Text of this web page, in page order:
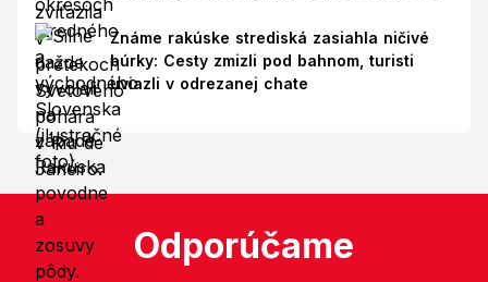
Známe rakúske strediská zasiahla ničivé
búrky: Cesty zmizli pod bahnom, turisti
uviazli v odrezanej chate
Odporúčame